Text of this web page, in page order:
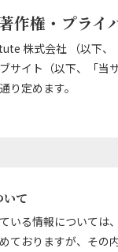
作権・プライ
株式会社 （以下、
サイト（以下、「当
り定めます。
いて
いる情報については
ておりますが、その